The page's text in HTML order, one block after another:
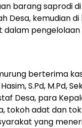
barang saprodi
Desa, kemudian
pengelolaan
berterima
S.Pd, M.Pd,
Desa, para
tokoh adat dan
yang